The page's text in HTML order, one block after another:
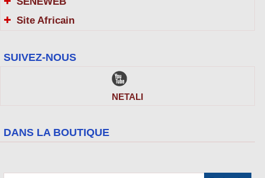
Site Africain
SUIVEZ-NOUS
NETALI
DANS LA BOUTIQUE